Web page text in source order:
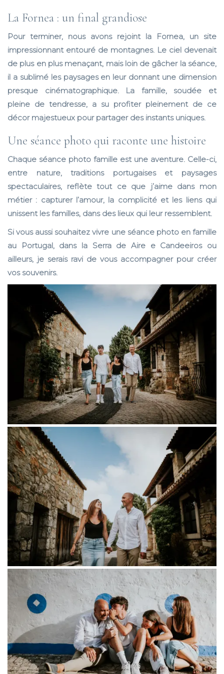
La Fornea : un final grandiose
Pour terminer, nous avons rejoint la Fornea, un site
impressionnant entouré de montagnes. Le ciel devenait
de plus en plus menaçant, mais loin de gâcher la séance,
il a sublimé les paysages en leur donnant une dimension
presque cinématographique. La famille, soudée et
pleine de tendresse, a su profiter pleinement de ce
décor majestueux pour partager des instants uniques.
Une séance photo qui raconte une histoire
Chaque séance photo famille est une aventure. Celle-ci,
entre nature, traditions portugaises et paysages
spectaculaires, reflète tout ce que j’aime dans mon
métier : capturer l’amour, la complicité et les liens qui
unissent les familles, dans des lieux qui leur ressemblent.
Si vous aussi souhaitez vivre une séance photo en famille
au Portugal, dans la Serra de Aire e Candeeiros ou
ailleurs, je serais ravi de vous accompagner pour créer
vos souvenirs.